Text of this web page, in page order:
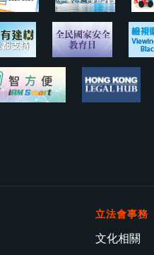
立法會事務
文化相關